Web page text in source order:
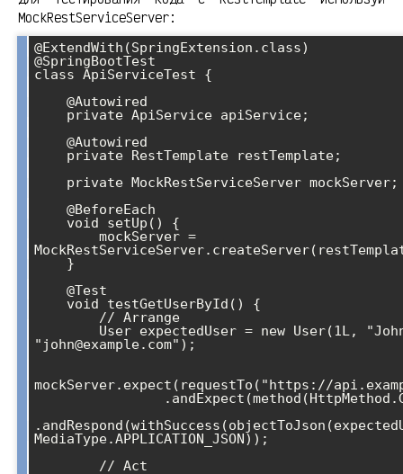
MockRestServiceServer:
@ExtendWith(SpringExtension.class)
@SpringBootTest
class ApiServiceTest {
"john@example.com");
mockServer.expect(requestTo("https://
MediaType.APPLICATION_JSON));